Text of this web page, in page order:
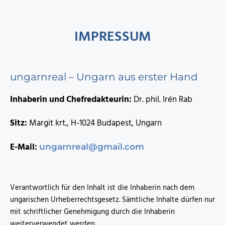
IMPRESSUM
ungarnreal – Ungarn aus erster Hand
Inhaberin und Chefredakteurin: Dr. phil. Irén Rab
Sitz: Margit krt., H-1024 Budapest, Ungarn
E-Mail: ungarnreal@gmail.com
Verantwortlich für den Inhalt ist die Inhaberin nach dem
ungarischen Urheberrechtsgesetz. Sämtliche Inhalte dürfen nur
mit schriftlicher Genehmigung durch die Inhaberin